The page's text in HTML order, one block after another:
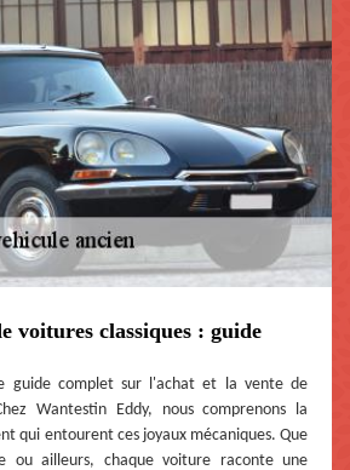
voitures classiques : guide
guide complet sur l'achat et la vente de
Wantestin Eddy, nous comprenons la
qui entourent ces joyaux mécaniques. Que
ou ailleurs, chaque voiture raconte une